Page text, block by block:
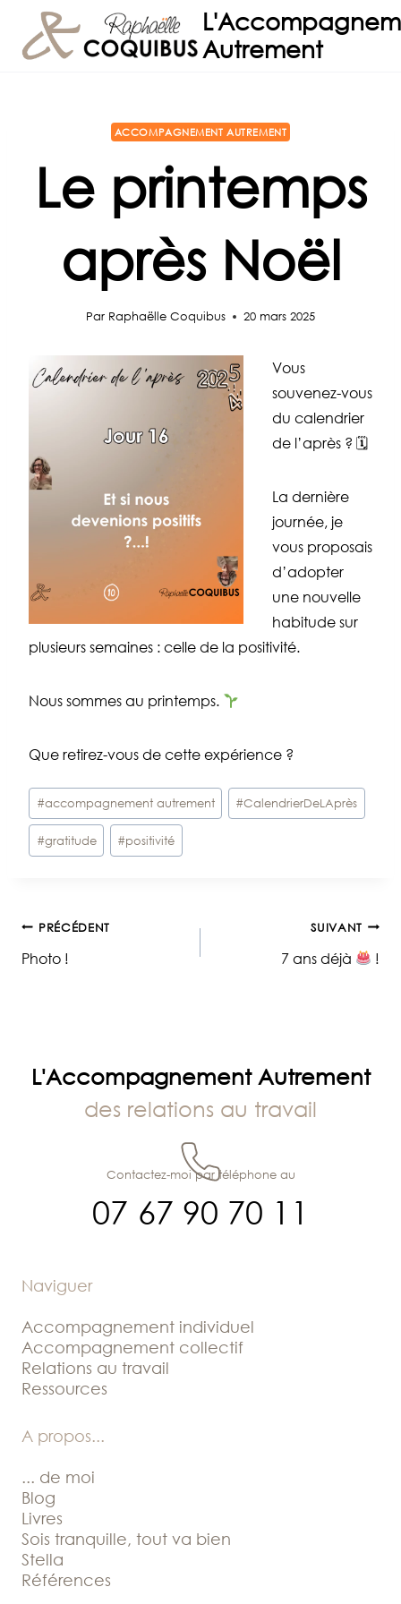
contenu
Autrement
ACCOMPAGNEMENT AUTREMENT
Le printemps
après Noël
Par Raphaëlle Coquibus 20 mars 2025
Vous
souvenez-vous
du calendrier
de l’après ? 🗓
La dernière
journée, je
vous proposais
d’adopter
une nouvelle
habitude sur
plusieurs semaines : celle de la positivité.
Nous sommes au printemps.
Que retirez-vous de cette expérience ?
Étiquettes
de
la
#accompagnement autrement #CalendrierDeLAprès
#gratitude #positivité
Navigation
PRÉCÉDENT
Photo !
SUIVANT
7 ans déjà !
L'Accompagnement Autrement
des relations au travail
07 67 90 70 11
Contactez-moi par téléphone au
Naviguer
Accompagnement individuel
Accompagnement collectif
Relations au travail
Ressources
A propos...
... de moi
Blog
Livres
Sois tranquille, tout va bien
Stella
Références